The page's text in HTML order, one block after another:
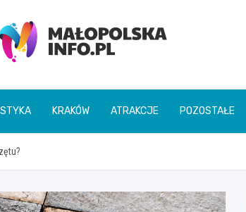
Info
KRAKÓW ATRAKCJE POZOSTAŁE